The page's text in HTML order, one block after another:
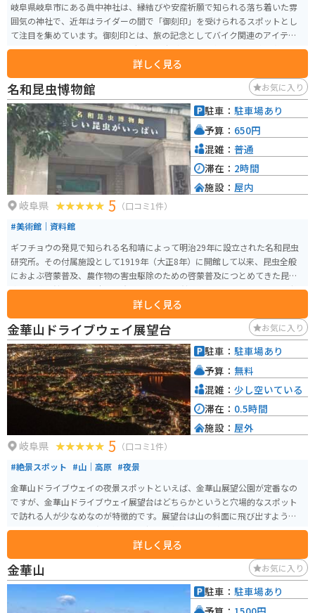
岐阜県岐阜市にある眞中神社は、縁結びや安産祈願で知られる落ち着いた雰
囲気の神社で、近年はライダーの間で「御刻印」を受けられるスポットとし
て注目を集めています。御刻印とは、旅の記念としてバイク関連のアイテム
に刻印を施すもので、ツーリングの思い出づくりに人気です。 境内は静かで
心が落ち着く空気に包まれており、ゆっくりと参拝できるのも魅力の一つ。
バイク専用の駐車場も用意されているため訪れやすく、周辺の観光地とあわ
せて立ち寄る人も多く見られます。旅の安全祈願と記念を兼ねて訪れるのに
ぴったりな、ライダーにもやさしい神社です。
詳しく見る
名和昆虫博物館 お気に入り
岐阜県 5 （口コミ1件）
#美術館｜資料館
ギフチョウの発見で知られる名和靖によって明治29年に設立された名和昆虫
研究所。その付属施設として1919年（大正8年）に開館して以来、昆虫全般
におよぶ啓蒙普及、農作物の害虫駆除のための啓蒙普及につとめてきた昆虫
専門の博物館です。 日本の現存する昆虫博物館としては、最も長い歴史を持
ち、文化財的価値のある建物の中で、昆虫たちの美しくも不思議な世界を体
感していただく場として、活動し続けています。
詳しく見る
駐車： 駐車場あり
予算： 650円
混雑： 普通
滞在： 2時間
施設： 屋内
金華山ドライブウェイ展望台 お気に入り
岐阜県 5 （口コミ1件）
#絶景スポット #山｜高原 #夜景
金華山ドライブウェイの夜景スポットといえば、金華山展望公園が定番なの
ですが、金華山ドライブウェイ展望台はどちらかというと穴場的なスポット
で訪れる人が少なめなのが特徴的です。展望台は山の斜面に飛び出すように
設置されており、180度のパノラマ夜景を楽しむことができます。
詳しく見る
駐車： 駐車場あり
予算： 無料
混雑： 少し空いている
滞在： 0.5時間
施設： 屋外
金華山 お気に入り
駐車： 駐車場あり